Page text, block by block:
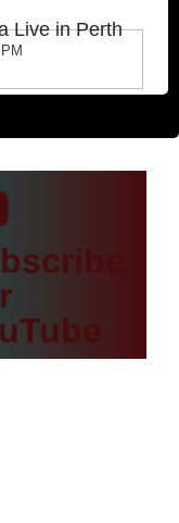
Live in Perth